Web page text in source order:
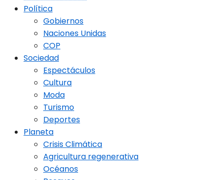
Política
Gobiernos
Naciones Unidas
COP
Sociedad
Espectáculos
Cultura
Moda
Turismo
Deportes
Planeta
Crisis Climática
Agricultura regenerativa
Océanos